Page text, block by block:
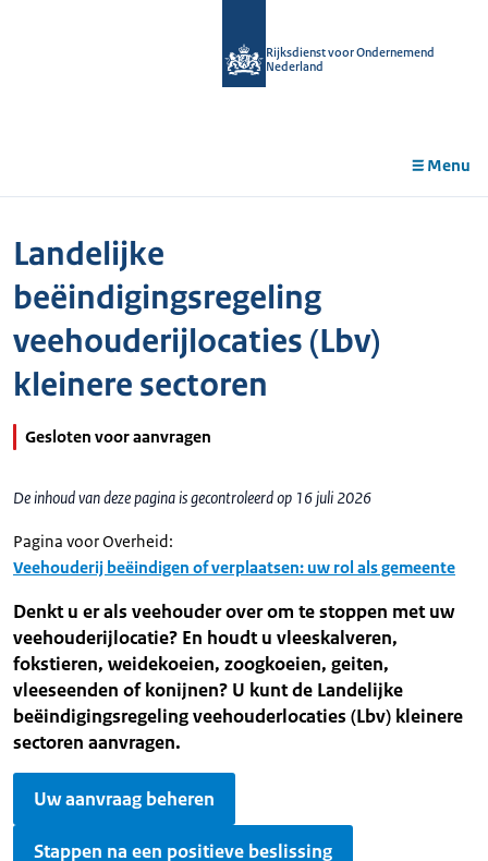
Rijksdienst voor Ondernemend
Nederland
Menu
Landelijke
beëindigingsregeling
veehouderijlocaties (Lbv)
kleinere sectoren
Gesloten voor aanvragen
De inhoud van deze pagina is gecontroleerd op 16 juli 2026
Pagina voor Overheid:
Veehouderij beëindigen of verplaatsen: uw rol als gemeente
Denkt u er als veehouder over om te stoppen met uw
veehouderijlocatie? En houdt u vleeskalveren,
fokstieren, weidekoeien, zoogkoeien, geiten,
vleeseenden of konijnen? U kunt de Landelijke
beëindigingsregeling veehouderlocaties (Lbv) kleinere
sectoren aanvragen.
Uw aanvraag beheren
Stappen na een positieve beslissing